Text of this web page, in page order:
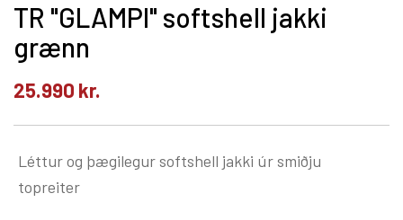
TR "GLAMPI" softshell jakki
grænn
25.990 kr.
Léttur og þægilegur softshell jakki úr smiðju
topreiter